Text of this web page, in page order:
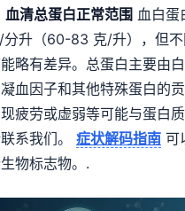
血清总蛋白正常范围 血白蛋
升（60-83 克/升），但不
略有差异。总蛋白主要由
血因子和其他特殊蛋白的
疲劳或虚弱等可能与蛋白
系我们。 症状解码指南 可
物标志物。.